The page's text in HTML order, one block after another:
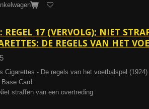
REGEL 17 (VERVOLG); NIET
DE REGELS VAN HET
Cigarettes - De regels van het voetbalspel (1924)
Card
straffen van een overtreding